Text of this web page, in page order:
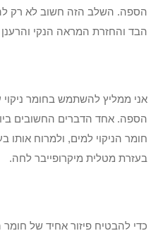
הספה. השלב הזה חשוב לא רק
הבד והחזרת המראה הנקי
אני ממליץ להשתמש בחומר
הספה. אחד הדברים החשובים
חומר הניקוי למים, ולמרוח
בעזרת מטלית מיקרופייבר לחה.
כדי להבטיח פיזור אחיד של